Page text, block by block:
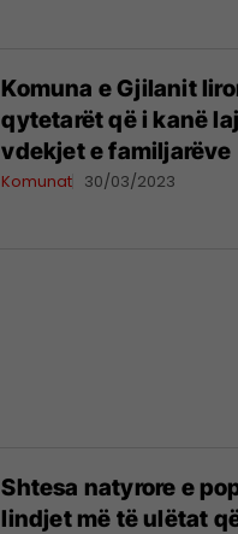
Komuna e Gjilanit
qytetarët që i kanë
vdekjet e familjarëve
Komunat 30/03/2023
Shtesa natyrore e
lindjet më të ulëtat